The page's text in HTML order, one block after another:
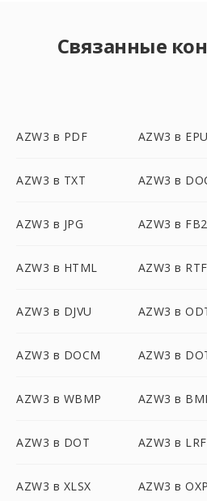
Связанные
AZW3 в PDF AZW3 в
AZW3 в TXT AZW3 в
AZW3 в JPG AZW3 в FB2
AZW3 в HTML AZW3 в RTF
AZW3 в DJVU AZW3 в
AZW3 в DOCM AZW3 в
AZW3 в WBMP AZW3 в
AZW3 в DOT AZW3 в LRF
AZW3 в XLSX AZW3 в